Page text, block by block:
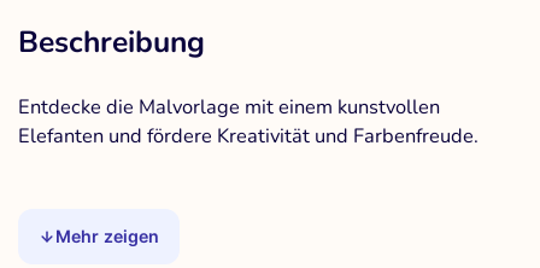
Beschreibung
Entdecke die Malvorlage mit einem kunstvollen
Elefanten und fördere Kreativität und Farbenfreude.
Mehr zeigen